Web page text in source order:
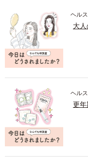
ヘル
大
ヘル
更